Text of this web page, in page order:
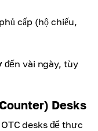
cấp (hộ chiếu,
vài ngày, tùy
Desks
desks để thực